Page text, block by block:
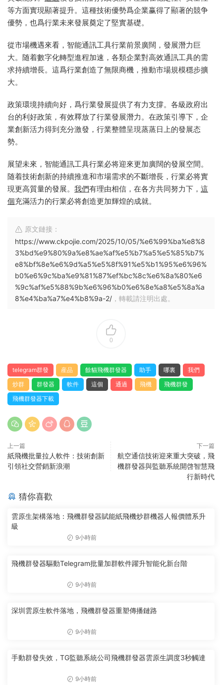
等方面實現顯著提升。這種技術優勢爲企業赢得了顯著的競争
優勢，也爲行業未來發展奠定了堅實基礎。
從市場機遇來看，智能通訊工具行業前景廣闊，發展潛力巨
大。随着數字化轉型進程加速，各類企業對高效通訊工具的需
求持續增長。這爲行業創造了無限商機，推動市場規模穩步擴
大。
政策環境持續向好，爲行業發展提供了有力支撐。各級政府出
台的利好政策，有效釋放了行業發展潛力。在政策引導下，企
業創新活力得到充分激發，行業整體呈現蒸蒸日上的發展态
勢。
展望未來，智能通訊工具行業必将迎來更加廣闊的發展空間。
随着技術創新的持續推進和市場需求的不斷增長，行業必将實
現更高質量的發展。 我們有理由相信，在各方共同努力下， 這
個充滿活力的行業必将創造更加輝煌的成就。
原文鏈接：
https://www.ckpojie.com/2025/10/05/%e6%99%ba%e8%8
3%bd%e9%80%9a%e8%ae%af%e5%b7%a5%e5%85%b7%
e8%bf%8e%e6%9d%a5%e5%8f%91%e5%b1%95%e6%96%
b0%e6%9c%ba%e9%81%87%ef%bc%8c%e6%8a%80%e6
%9c%af%e5%88%9b%e6%96%b0%e6%8e%a8%e5%8a%a
8%e4%ba%a7%e4%b8%9a-2/ ，轉載請注明出處。
0
telegram群發 産品 餘貓飛機群發器 助手 哪裏
我們
炒群
群發器 軟件 這個 通過 飛機
飛機群發
飛機群發器下載
上一篇
紙飛機批量拉人軟件：技術創新
引領社交營銷新浪潮
下一篇
航空通信技術迎來重大突破，飛
機群發器與監聽系統開啓智慧飛
行新時代
猜你喜歡
雲原生架構落地：飛機群發器賦能紙飛機炒群機器人報價體系升
級
9小時前
飛機群發器驅動Telegram批量加群軟件躍升智能化新台階
9小時前
深圳雲原生軟件落地，飛機群發器重塑傳播鏈路
9小時前
手動群發失效，TG監聽系統公司飛機群發器雲原生調度3秒觸達
9小時前